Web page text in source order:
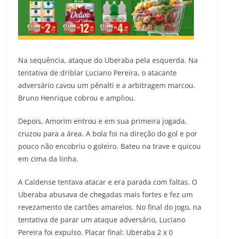
Na sequência, ataque do Uberaba pela esquerda. Na
tentativa de driblar Luciano Pereira, o atacante
adversário cavou um pênalti e a arbitragem marcou.
Bruno Henrique cobrou e ampliou.
Depois, Amorim entrou e em sua primeira jogada,
cruzou para a área. A bola foi na direção do gol e por
pouco não encobriu o goleiro. Bateu na trave e quicou
em cima da linha.
A Caldense tentava atacar e era parada com faltas. O
Uberaba abusava de chegadas mais fortes e fez um
revezamento de cartões amarelos. No final do jogo, na
tentativa de parar um ataque adversário, Luciano
Pereira foi expulso. Placar final: Uberaba 2 x 0